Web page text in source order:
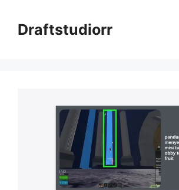
contentDraftstudiorr